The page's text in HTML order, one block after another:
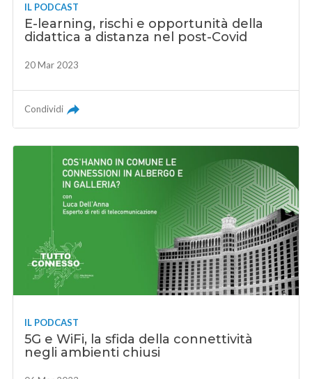
IL PODCAST
E-learning, rischi e opportunità della
didattica a distanza nel post-Covid
20 Mar 2023
Condividi
IL PODCAST
5G e WiFi, la sfida della connettività
negli ambienti chiusi